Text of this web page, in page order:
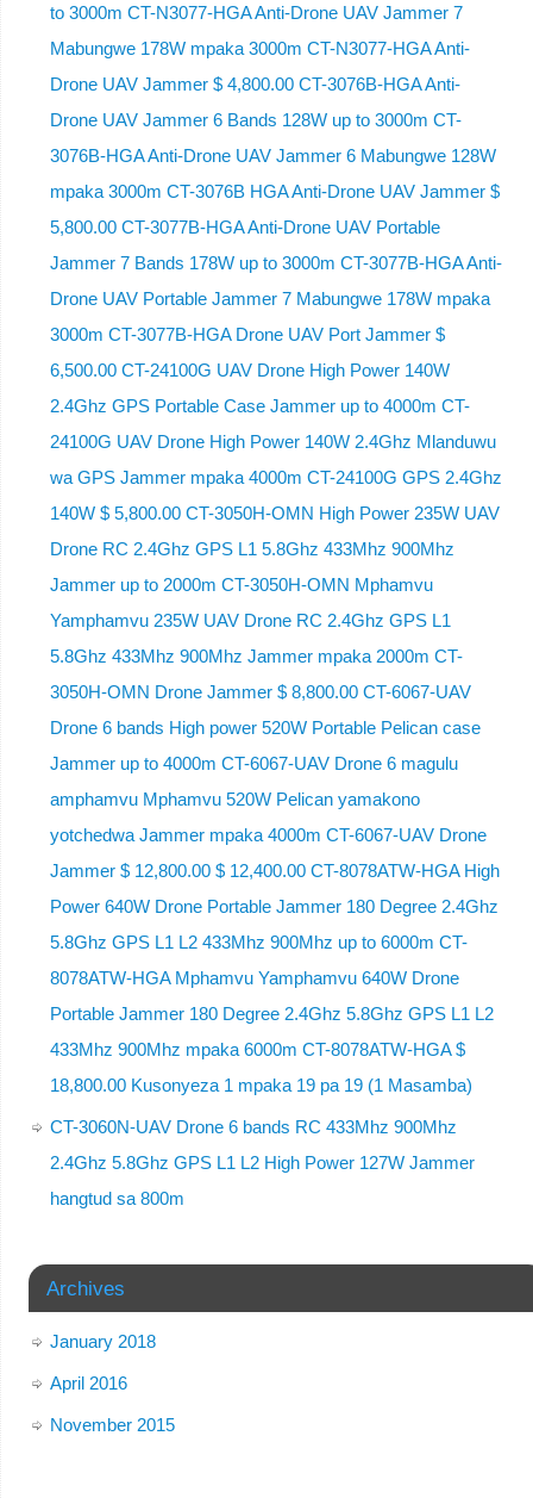
to 3000m CT-N3077-HGA Anti-Drone UAV Jammer 7
Mabungwe 178W mpaka 3000m CT-N3077-HGA Anti-
Drone UAV Jammer $ 4,800.00 CT-3076B-HGA Anti-
Drone UAV Jammer 6 Bands 128W up to 3000m CT-
3076B-HGA Anti-Drone UAV Jammer 6 Mabungwe 128W
mpaka 3000m CT-3076B HGA Anti-Drone UAV Jammer $
5,800.00 CT-3077B-HGA Anti-Drone UAV Portable
Jammer 7 Bands 178W up to 3000m CT-3077B-HGA Anti-
Drone UAV Portable Jammer 7 Mabungwe 178W mpaka
3000m CT-3077B-HGA Drone UAV Port Jammer $
6,500.00 CT-24100G UAV Drone High Power 140W
2.4Ghz GPS Portable Case Jammer up to 4000m CT-
24100G UAV Drone High Power 140W 2.4Ghz Mlanduwu
wa GPS Jammer mpaka 4000m CT-24100G GPS 2.4Ghz
140W $ 5,800.00 CT-3050H-OMN High Power 235W UAV
Drone RC 2.4Ghz GPS L1 5.8Ghz 433Mhz 900Mhz
Jammer up to 2000m CT-3050H-OMN Mphamvu
Yamphamvu 235W UAV Drone RC 2.4Ghz GPS L1
5.8Ghz 433Mhz 900Mhz Jammer mpaka 2000m CT-
3050H-OMN Drone Jammer $ 8,800.00 CT-6067-UAV
Drone 6 bands High power 520W Portable Pelican case
Jammer up to 4000m CT-6067-UAV Drone 6 magulu
amphamvu Mphamvu 520W Pelican yamakono
yotchedwa Jammer mpaka 4000m CT-6067-UAV Drone
Jammer $ 12,800.00 $ 12,400.00 CT-8078ATW-HGA High
Power 640W Drone Portable Jammer 180 Degree 2.4Ghz
5.8Ghz GPS L1 L2 433Mhz 900Mhz up to 6000m CT-
8078ATW-HGA Mphamvu Yamphamvu 640W Drone
Portable Jammer 180 Degree 2.4Ghz 5.8Ghz GPS L1 L2
433Mhz 900Mhz mpaka 6000m CT-8078ATW-HGA $
18,800.00 Kusonyeza 1 mpaka 19 pa 19 (1 Masamba)
CT-3060N-UAV Drone 6 bands RC 433Mhz 900Mhz
2.4Ghz 5.8Ghz GPS L1 L2 High Power 127W Jammer
hangtud sa 800m
Archives
January 2018
April 2016
November 2015